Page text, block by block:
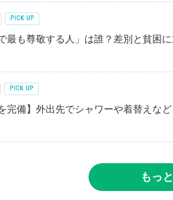
最も尊敬する人」は誰？差別と貧困
完備】外出先でシャワーや着替えな
もっ